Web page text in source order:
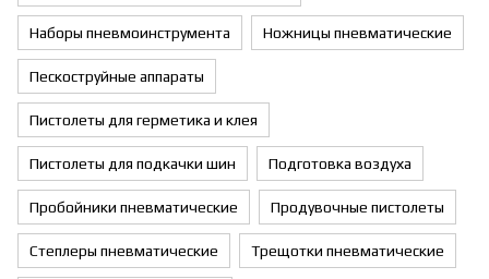
Наборы пневмоинструмента Ножницы пневматические
Пескоструйные аппараты
Пистолеты для герметика и клея
Пистолеты для подкачки шин Подготовка воздуха
Пробойники пневматические Продувочные пистолеты
Степлеры пневматические Трещотки пневматические